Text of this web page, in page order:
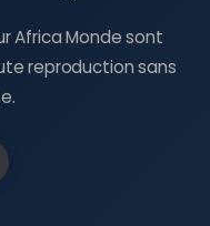
Africa Monde sont
reproduction sans